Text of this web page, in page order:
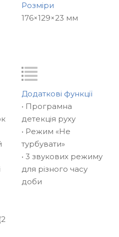
із великим
доступом і можливістю
групу через смартфон,
рішення. Він
інтерфейс і ключову
виклику в застосунок
домофон підійде тим, хто
і керувати доступом не лише
на роботі, у поїздці чи за
Розміри
176×129×23 мм
Додаткові функції
• Програмна
детекція руху
• Режим «Не
турбувати»
• 3 звукових режиму
для різного часу
доби